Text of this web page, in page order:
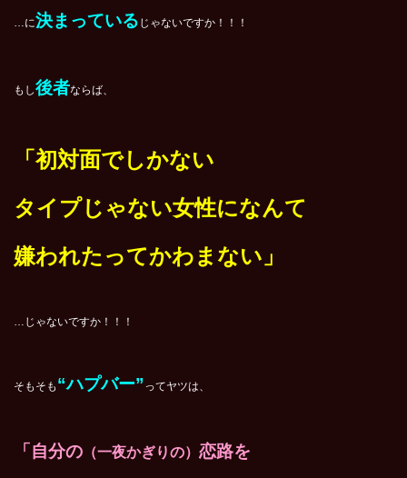
…に決まっている じゃないですか！！！
もし後者ならば、
「初対面でしかない
タイプじゃない女性になんて
嫌われたってかわまない」
…じゃないですか！！！
そもそも “ハプバー” ってヤツは、
「自分の （一夜かぎりの） 恋路を